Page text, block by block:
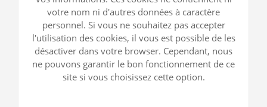
votre nom ni d'autres données à caractère
personnel. Si vous ne souhaitez pas accepter
l'utilisation des cookies, il vous est possible de les
désactiver dans votre browser. Cependant, nous
ne pouvons garantir le bon fonctionnement de ce
site si vous choisissez cette option.